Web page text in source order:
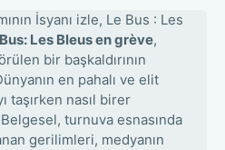
İsyanı izle, Le Bus : Les
Les Bleus en grève,
bir başkaldırının
en pahalı ve elit
taşırken nasıl birer
turnuva esnasında
gerilimleri, medyanın